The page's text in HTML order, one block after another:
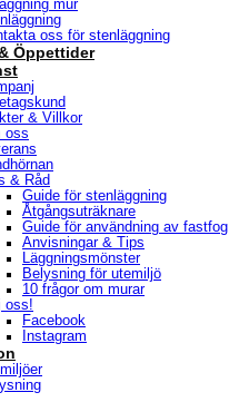
mur
oss för stenläggning
Öppettider
& Villkor
oss
& Råd
Guide för stenläggning
Åtgångsuträknare
Guide för användning av fastfog
Anvisningar & Tips
Läggningsmönster
Belysning för utemiljö
10 frågor om murar
oss!
Facebook
Instagram